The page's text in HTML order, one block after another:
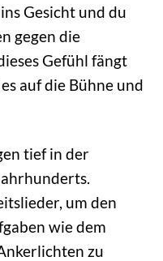
Gesicht und du
gegen die
Gefühl fängt
auf die Bühne und
tief in der
um den
wie dem
zu